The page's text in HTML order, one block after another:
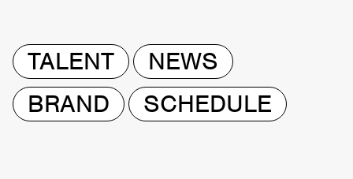
TALENT
NEWS
BRAND
SCHEDULE